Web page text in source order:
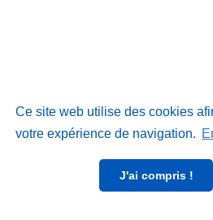
Ce site web utilise des cookies
votre expérience de navigation.
J'ai compris !